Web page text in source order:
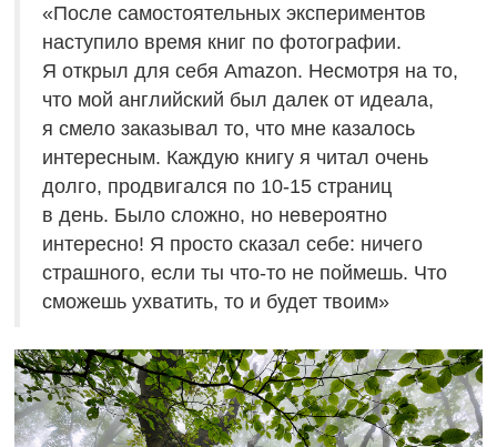
«После самостоятельных экспериментов
наступило время книг по фотографии.
Я открыл для себя Amazon. Несмотря на то,
что мой английский был далек от идеала,
я смело заказывал то, что мне казалось
интересным. Каждую книгу я читал очень
долго, продвигался по 10-15 страниц
в день. Было сложно, но невероятно
интересно! Я просто сказал себе: ничего
страшного, если ты что-то не поймешь. Что
сможешь ухватить, то и будет твоим»